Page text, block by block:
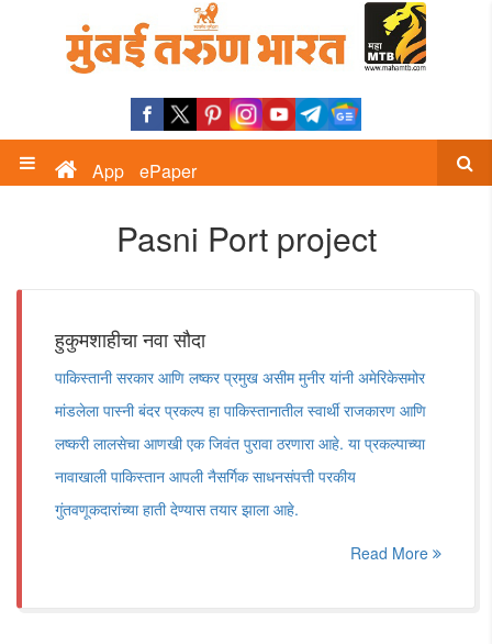
App ePaper
Pasni Port project
हुकुमशाहीचा नवा सौदा
पाकिस्तानी सरकार आणि लष्कर प्रमुख असीम मुनीर यांनी अमेरिकेसमोर
मांडलेला पास्नी बंदर प्रकल्प हा पाकिस्तानातील स्वार्थी राजकारण आणि
लष्करी लालसेचा आणखी एक जिवंत पुरावा ठरणारा आहे. या प्रकल्पाच्या
नावाखाली पाकिस्तान आपली नैसर्गिक साधनसंपत्ती परकीय
गुंतवणूकदारांच्या हाती देण्यास तयार झाला आहे.
Read More